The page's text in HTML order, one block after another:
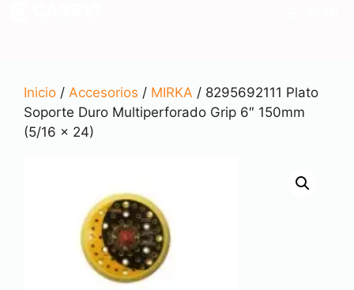
Inicio / Accesorios / MIRKA / 8295692111 Plato
Soporte Duro Multiperforado Grip 6″ 150mm
(5/16 x 24)